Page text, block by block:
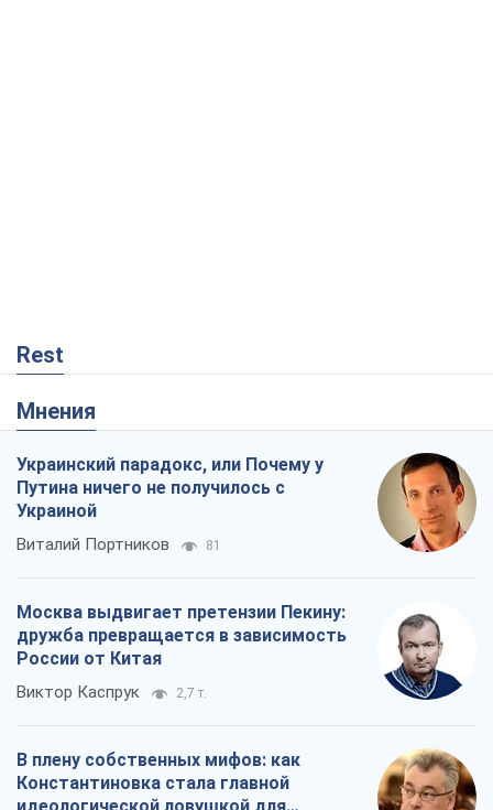
Rest
Мнения
Украинский парадокс, или Почему у
Путина ничего не получилось с
Украиной
Виталий Портников 81
Москва выдвигает претензии Пекину:
дружба превращается в зависимость
России от Китая
Виктор Каспрук 2,7 т.
В плену собственных мифов: как
Константиновка стала главной